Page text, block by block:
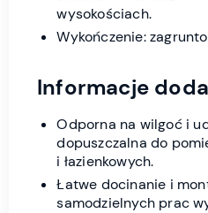
wysokościach.
Wykończenie:
Informacje
Odporna na wilgoć i
dopuszczalna do
i łazienkowych.
Łatwe docinanie i
samodzielnych prac